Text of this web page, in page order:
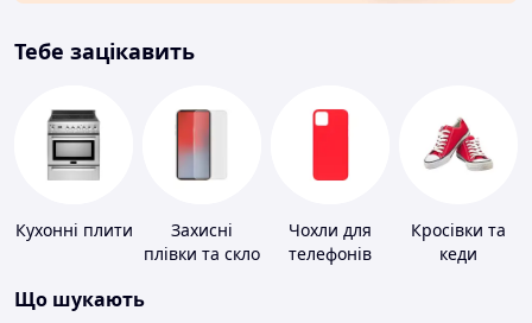
Тебе зацікавить
Кухонні плити
Захисні
плівки та скло
Чохли для
телефонів
Кросівки та
кеди
Що шукають